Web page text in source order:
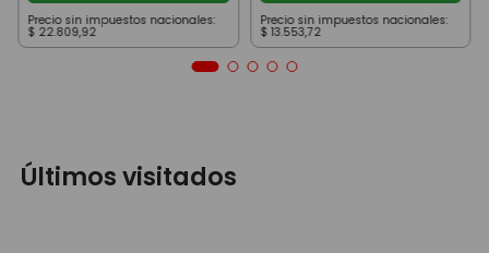
Precio sin impuestos nacionales:
$ 22.809,92
Precio sin impuestos nacionales:
$ 13.553,72
Últimos visitados